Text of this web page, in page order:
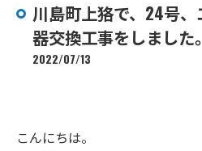
川島町上狢で、24号
器交換工事をしました。
2022/07/13
こんにちは。